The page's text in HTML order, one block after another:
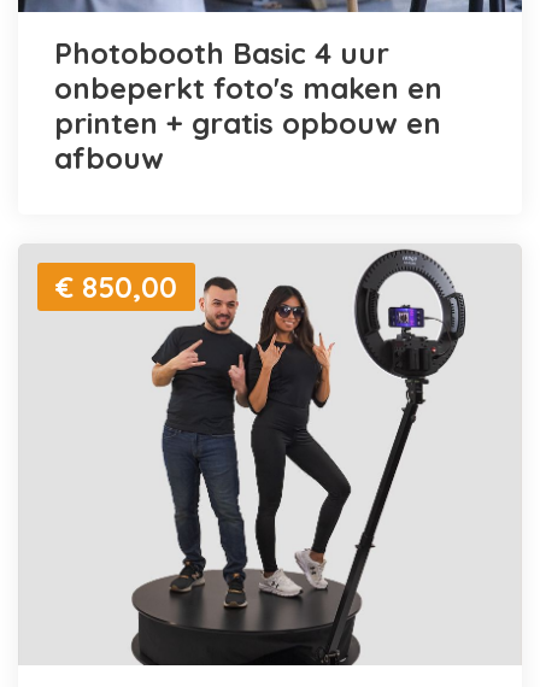
Photobooth Basic 4 uur
onbeperkt foto's maken en
printen + gratis opbouw en
afbouw
€ 850,00